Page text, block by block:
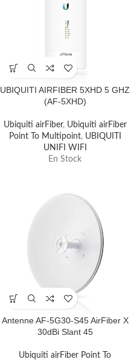
UBIQUITI AIRFIBER 5XHD 5 GHZ
(AF-5XHD)
Ubiquiti airFiber, Ubiquiti airFiber
Point To Multipoint, UBIQUITI
UNIFI WIFI
En Stock
Antenne AF-5G30-S45 AirFiber X
30dBi Slant 45
Ubiquiti airFiber Point To